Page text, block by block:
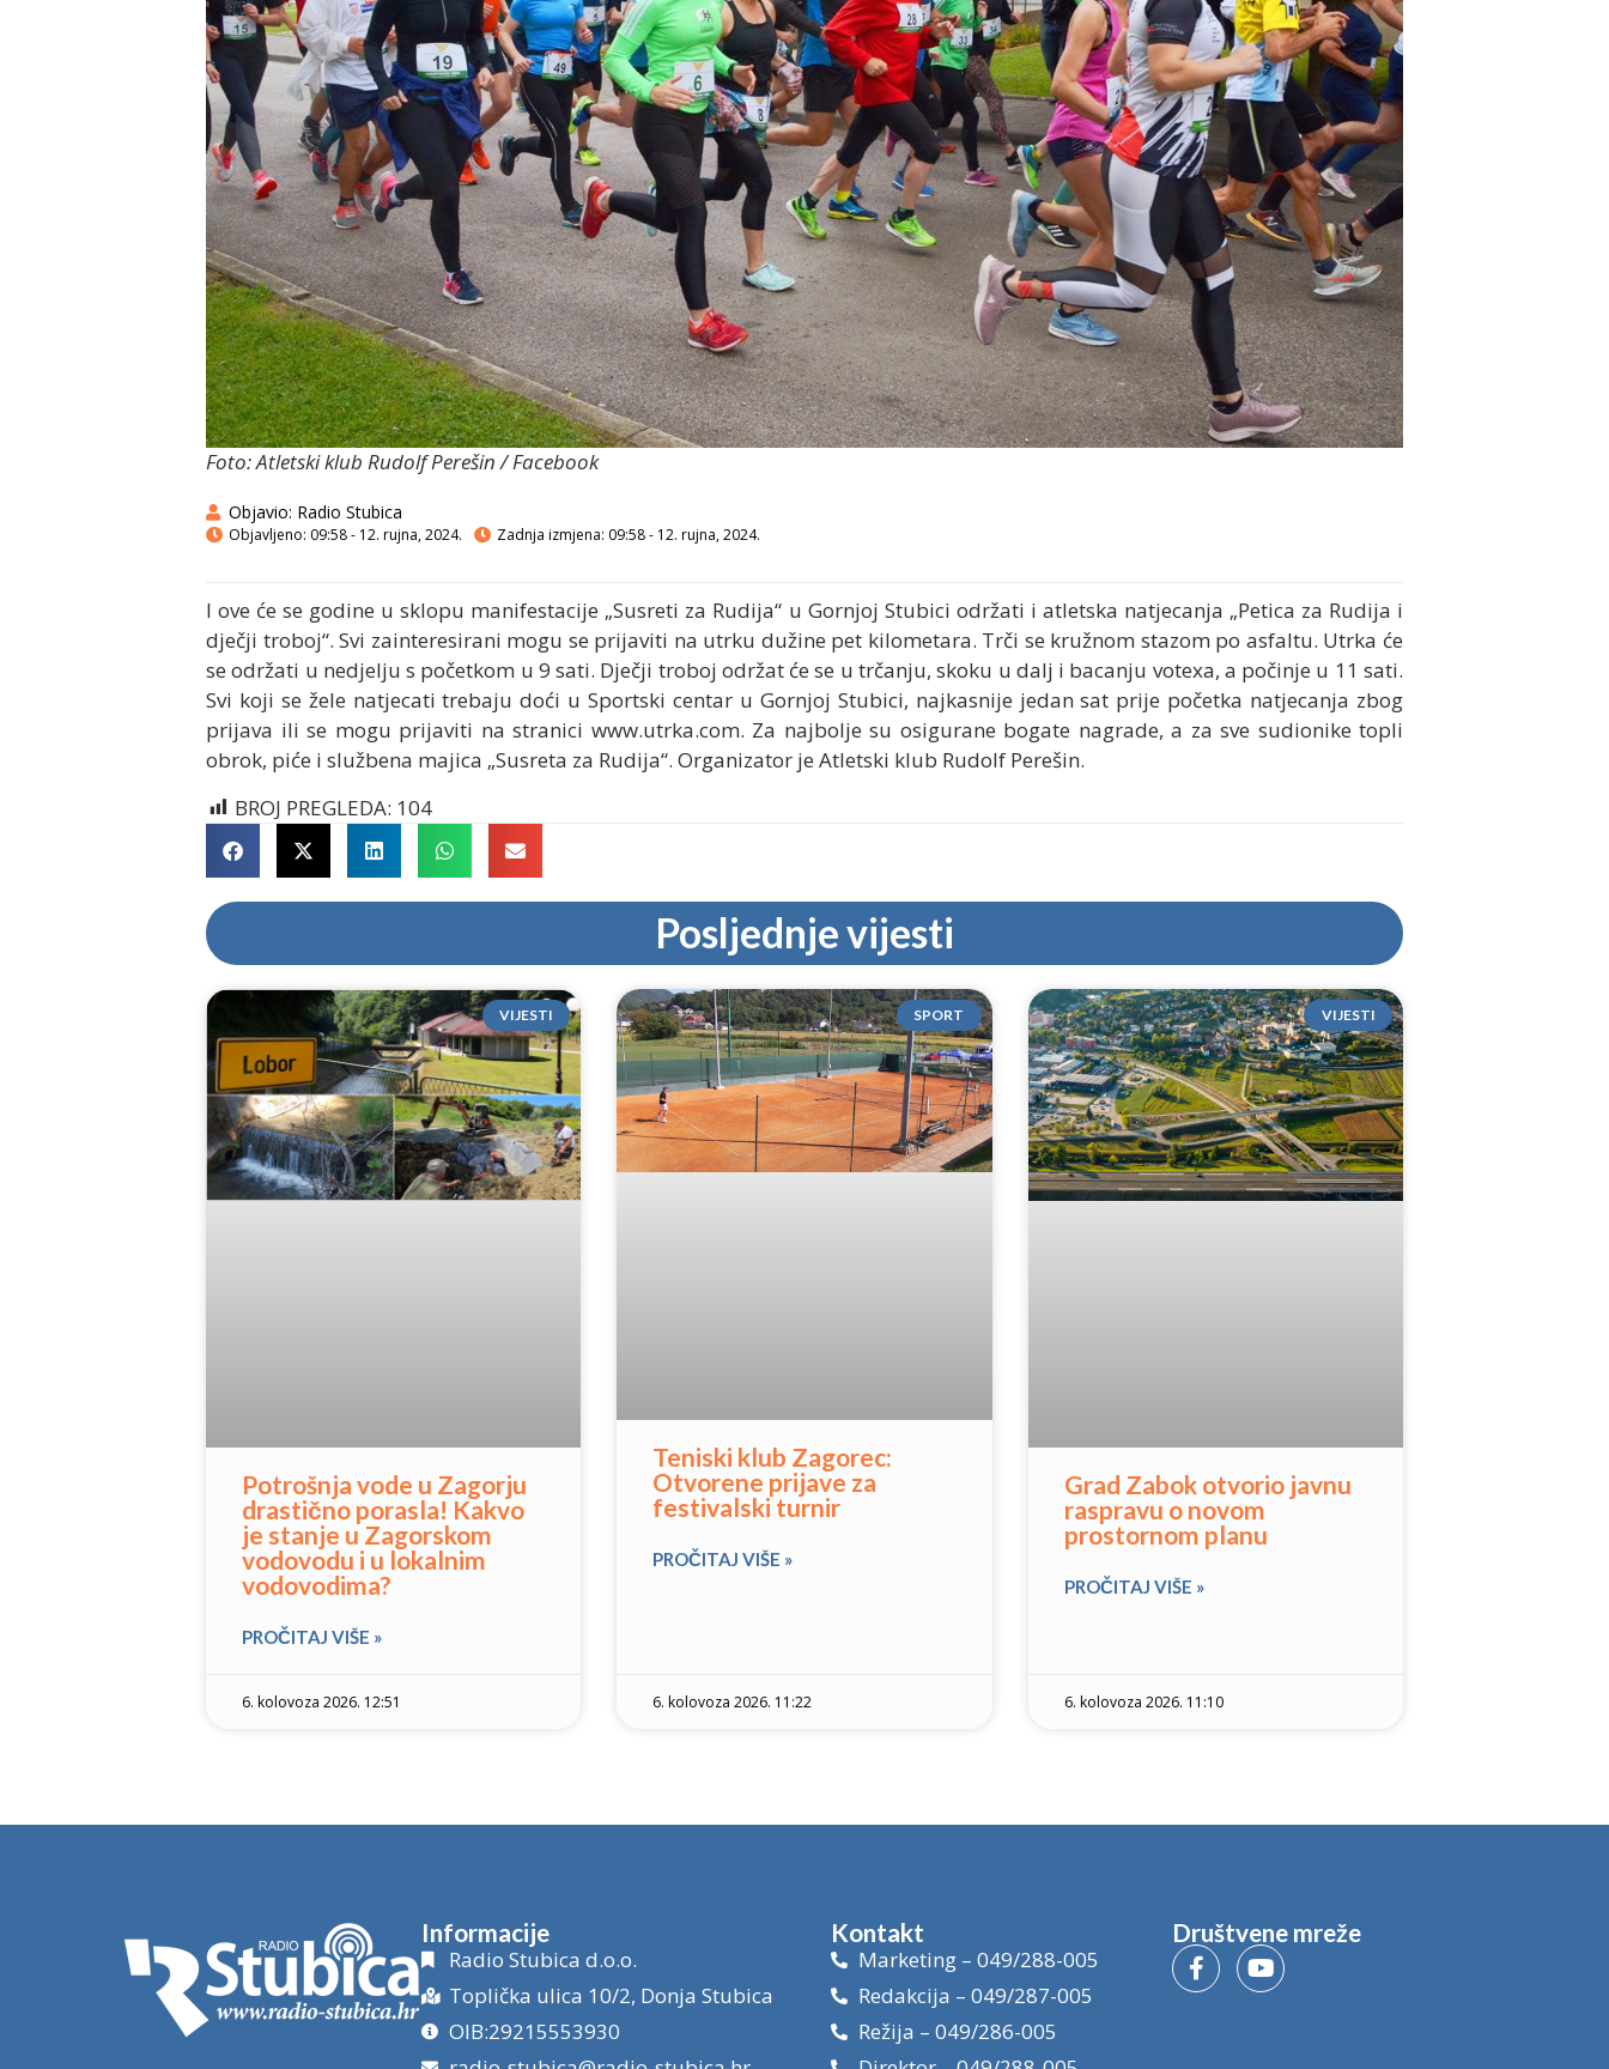
Foto: Atletski klub Rudolf Perešin / Facebook
Objavio: Radio Stubica
Objavljeno: 09:58 - 12. rujna, 2024. Zadnja izmjena: 09:58 - 12. rujna, 2024.
I ove će se godine u sklopu manifestacije „Susreti za Rudija“ u Gornjoj Stubici održati i atletska natjecanja „Petica za Rudija i
dječji troboj“. Svi zainteresirani mogu se prijaviti na utrku dužine pet kilometara. Trči se kružnom stazom po asfaltu. Utrka će
se održati u nedjelju s početkom u 9 sati. Dječji troboj održat će se u trčanju, skoku u dalj i bacanju votexa, a počinje u 11 sati.
Svi koji se žele natjecati trebaju doći u Sportski centar u Gornjoj Stubici, najkasnije jedan sat prije početka natjecanja zbog
prijava ili se mogu prijaviti na stranici www.utrka.com. Za najbolje su osigurane bogate nagrade, a za sve sudionike topli
obrok, piće i službena majica „Susreta za Rudija“. Organizator je Atletski klub Rudolf Perešin.
BROJ PREGLEDA: 104
Posljednje vijesti
VIJESTI
Potrošnja vode u Zagorju
drastično porasla! Kakvo
je stanje u Zagorskom
vodovodu i u lokalnim
vodovodima?
PROČITAJ VIŠE »
6. kolovoza 2026. 12:51
SPORT
Teniski klub Zagorec:
Otvorene prijave za
festivalski turnir
PROČITAJ VIŠE »
6. kolovoza 2026. 11:22
VIJESTI
Grad Zabok otvorio javnu
raspravu o novom
prostornom planu
PROČITAJ VIŠE »
6. kolovoza 2026. 11:10
Informacije
Radio Stubica d.o.o.
Toplička ulica 10/2, Donja Stubica
OIB:29215553930
Kontakt
Marketing – 049/288-005
Redakcija – 049/287-005
Režija – 049/286-005
Društvene mreže